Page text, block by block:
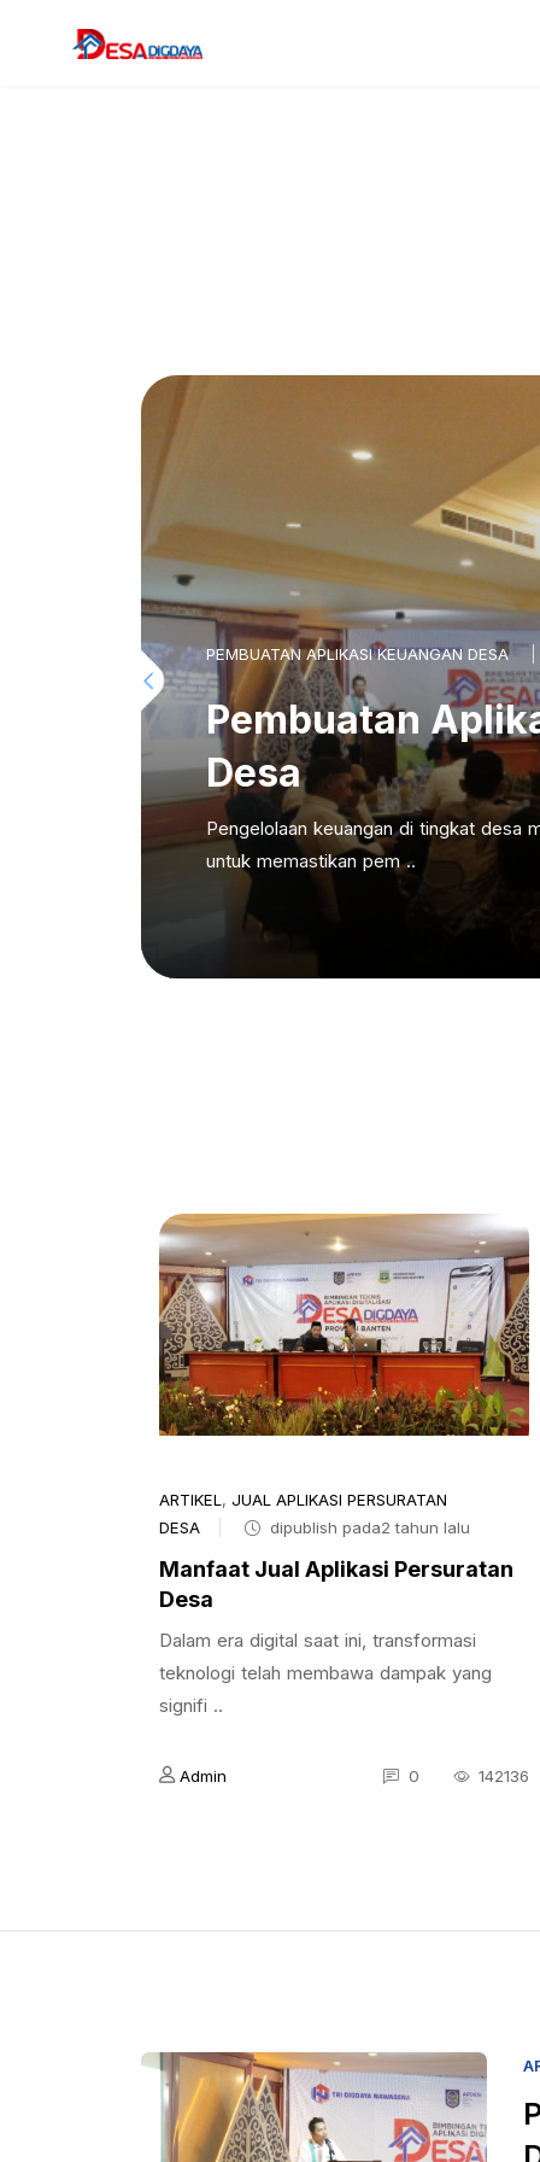
PEMBUATAN APLIKASI KEUANGAN DESA
Pembuatan
Desa
Pengelolaan keuangan di tingkat desa
untuk memastikan pem ..
ARTIKEL , JUAL APLIKASI PERSURATAN
DESA
dipublish pada2 tahun lalu
Manfaat Jual Aplikasi Persuratan
Desa
Dalam era digital saat ini, transformasi
teknologi telah membawa dampak yang
signifi ..
Admin 0 142136